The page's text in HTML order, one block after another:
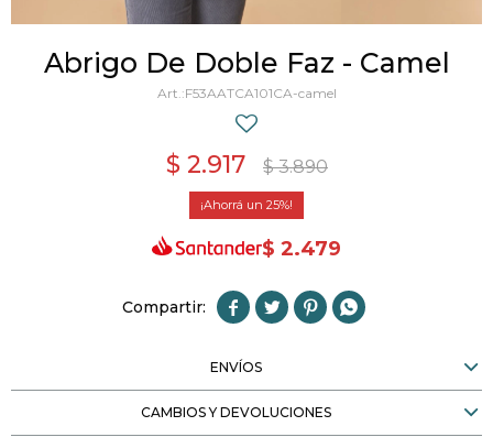
Abrigo De Doble Faz - Camel
F53AATCA101CA-camel
$ 2.917 $ 3.890
25
$ 2.479
   
ENVÍOS
CAMBIOS Y DEVOLUCIONES